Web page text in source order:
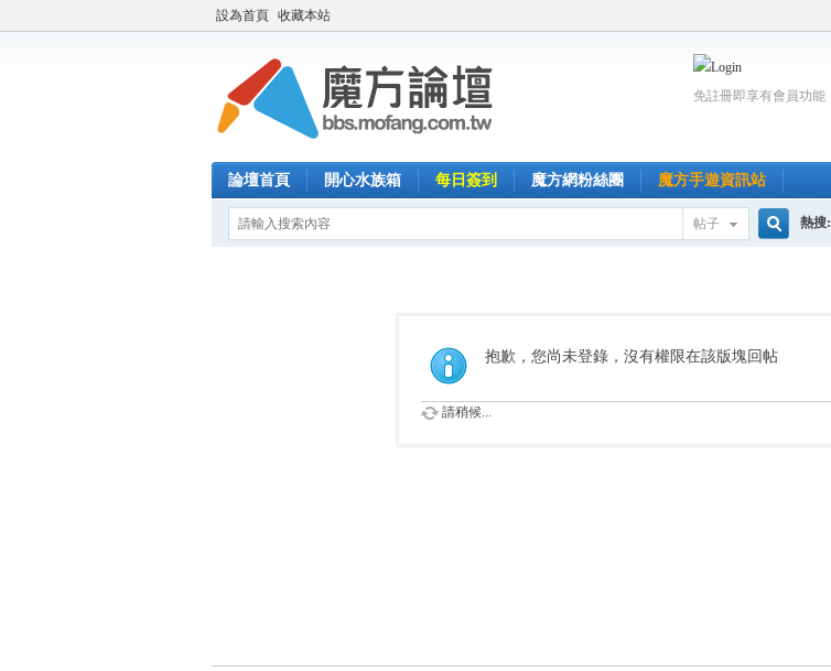
設為首頁 收藏本站
免註冊即享有會員功能
論壇首頁 開心水族箱 每日簽到 魔方網粉絲團 魔方手遊資訊站
帖子
索
熱搜:
抱歉，您尚未登錄，沒有權限在該版塊回帖
請稍候...